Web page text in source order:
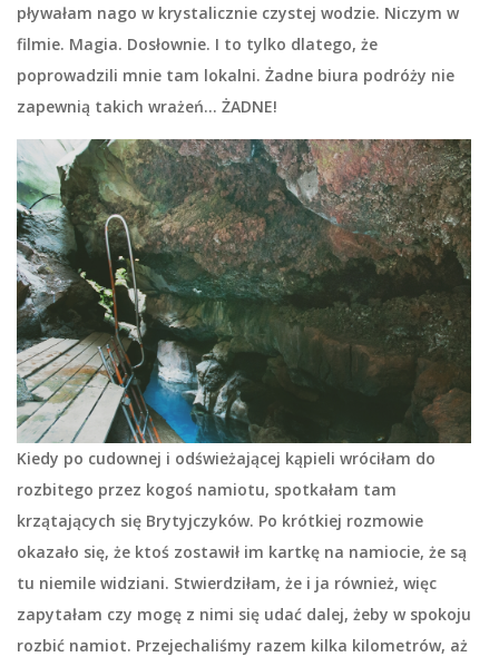
pływałam nago w krystalicznie czystej wodzie. Niczym w
filmie. Magia. Dosłownie. I to tylko dlatego, że
poprowadzili mnie tam lokalni. Żadne biura podróży nie
zapewnią takich wrażeń… ŻADNE!
Kiedy po cudownej i odświeżającej kąpieli wróciłam do
rozbitego przez kogoś namiotu, spotkałam tam
krzątających się Brytyjczyków. Po krótkiej rozmowie
okazało się, że ktoś zostawił im kartkę na namiocie, że są
tu niemile widziani. Stwierdziłam, że i ja również, więc
zapytałam czy mogę z nimi się udać dalej, żeby w spokoju
rozbić namiot. Przejechaliśmy razem kilka kilometrów, aż